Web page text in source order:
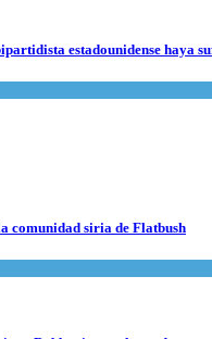
estadounidense haya
comunidad siria de Flatbush